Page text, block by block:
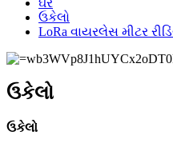
ઘર
ઉકેલો
LoRa વાયરલેસ મીટર
ઉકેલો
ઉકેલો